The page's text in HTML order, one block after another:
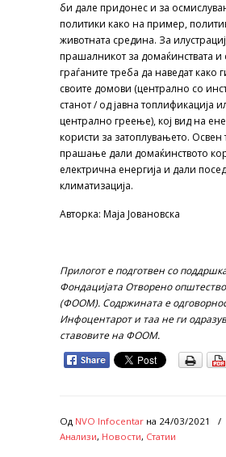
би дале придонес и за
политики како на пример,
животната средина. За
прашалникот за домаќинствата и
граѓаните треба да наведат како
своите домови (централно со
станот / од јавна топлификација
централно греење), кој вид на
користи за затоплувањето. Освен
прашање дали домаќинството
електрична енергија и дали
климатизација.
Авторка: Маја Јовановска
Прилогот е подготвен со
Фондацијата Отворено
(ФООМ). Содржината е
Инфоцентарот и таа не ги
ставовите на ФООМ.
Од NVO Infocentar на 24/03/2021
/
Анализи, Новости, Статии